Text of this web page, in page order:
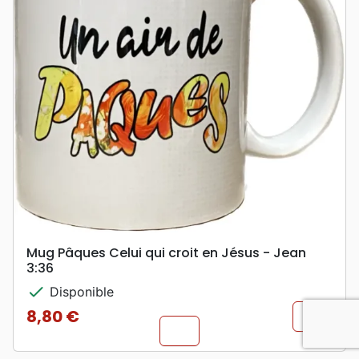
Mug Pâques Celui qui croit en Jésus - Jean
3:36
check Disponible
Prix
8,80 €